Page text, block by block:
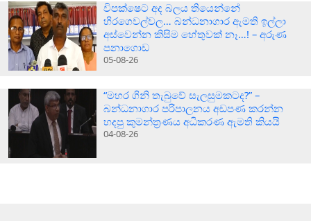
විපක්ෂෙට අද බලය තියෙන්නේ
හිරගෙවල්වල… බන්ධනාගාර ඇමති ඉල්ලා
අස්වෙන්න කිසිම හේතුවක් නෑ…! – අරුණ
පනාගොඩ
05-08-26
“මහර ගිනි තැබුවේ සැලසුමකටද?” –
බන්ධනාගාර පරිපාලනය අඩපණ කරන්න
හදපු කුමන්ත්‍රණය අධිකරණ ඇමති කියයි
04-08-26